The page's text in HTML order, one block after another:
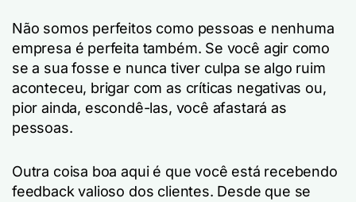
Não somos perfeitos como pessoas e nenhuma
empresa é perfeita também. Se você agir como
se a sua fosse e nunca tiver culpa se algo ruim
aconteceu, brigar com as críticas negativas ou,
pior ainda, escondê-las, você afastará as
pessoas.
Outra coisa boa aqui é que você está recebendo
feedback valioso dos clientes. Desde que se